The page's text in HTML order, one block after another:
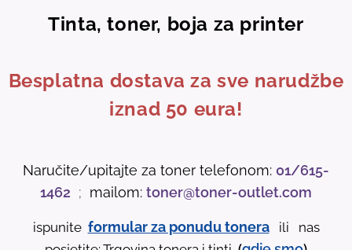
Tinta, toner, boja za printer
Besplatna dostava za sve narudžbe
iznad 50 eura!
Naručite/upitajte za toner telefonom: 01/615-
1462 ; mailom: toner@toner-outlet.com
ispunite formular za ponudu tonera
ili nas